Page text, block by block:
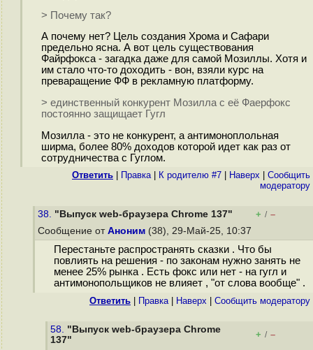
> Почему так?
А почему нет? Цель создания Хрома и Сафари
предельно ясна. А вот цель существования
Файрфокса - загадка даже для самой Мозиллы. Хотя и
им стало что-то доходить - вон, взяли курс на
преваращение ФФ в рекламную платформу.
> единственный конкурент Мозилла с её Фаерфокс
постоянно защищает Гугл
Мозилла - это не конкурент, а антимоноплольная
ширма, более 80% доходов которой идет как раз от
сотрудничества с Гуглом.
Ответить Правка| К родителю #7 Наверх
Cообщить
модератору
38. "Выпуск web-браузера Chrome 137" + / –
Сообщение от Аноним (38), 29-Май-25, 10:37
Перестаньте распространять сказки . Что бы
повлиять на решения - по законам нужно занять не
менее 25% рынка . Есть фокс или нет - на гугл и
антимонопольщиков не влияет , "от слова вообще" .
Ответить Правка| Наверх Cообщить модератору
58. "Выпуск web-браузера Chrome
137"
+ / –